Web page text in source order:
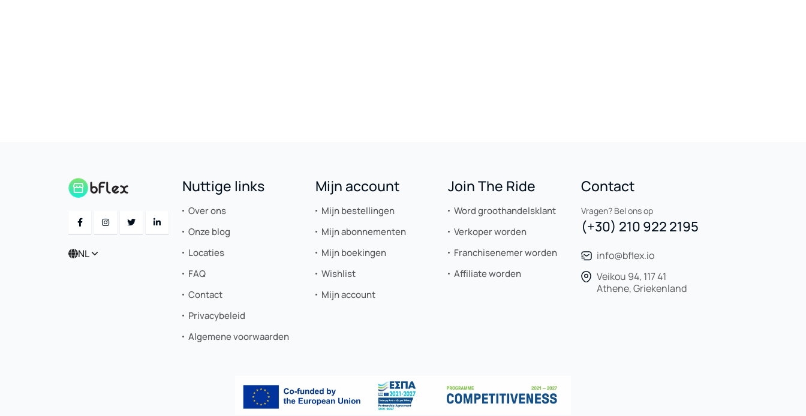
NL
Contact
Vragen? Bel ons op
(+30) 210 922 2195
info@bflex.io
Veikou 94, 117 41
Athene, Griekenland
Nuttige links
Over ons
Onze blog
Locaties
FAQ
Contact
Privacybeleid
Algemene voorwaarden
Mijn account
Mijn bestellingen
Mijn abonnementen
Mijn boekingen
Wishlist
Mijn account
Join The Ride
Word groothandelsklant
Verkoper worden
Franchisenemer worden
Affiliate worden